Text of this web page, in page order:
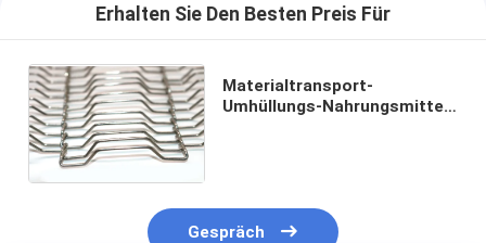
Erhalten Sie Den Besten Preis Für
Materialtransport-
Umhüllungs-Nahrungsmittel-
Gespräch